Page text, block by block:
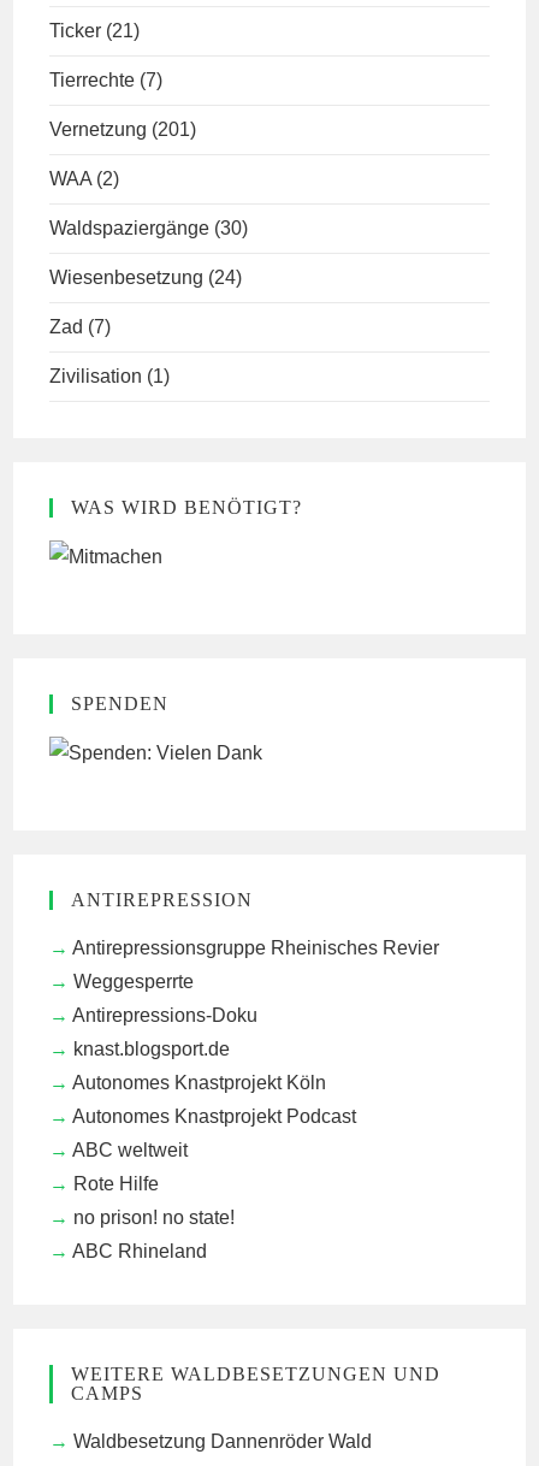
Ticker (21)
Tierrechte (7)
Vernetzung (201)
WAA (2)
Waldspaziergänge (30)
Wiesenbesetzung (24)
Zad (7)
Zivilisation (1)
WAS WIRD BENÖTIGT?
SPENDEN
ANTIREPRESSION
Antirepressionsgruppe Rheinisches Revier
Weggesperrte
Antirepressions-Doku
knast.blogsport.de
Autonomes Knastprojekt Köln
Autonomes Knastprojekt Podcast
ABC weltweit
Rote Hilfe
no prison! no state!
ABC Rhineland
WEITERE WALDBESETZUNGEN UND
CAMPS
Waldbesetzung Dannenröder Wald